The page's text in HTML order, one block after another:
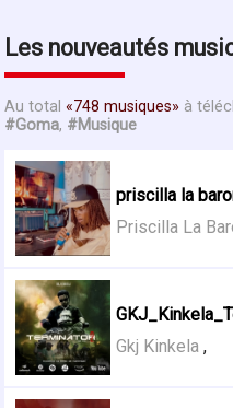
Les nouveautés
Au total 748 musiques à
#Goma, #Musique
priscilla la
Priscilla La
Gkj Kinkela ,